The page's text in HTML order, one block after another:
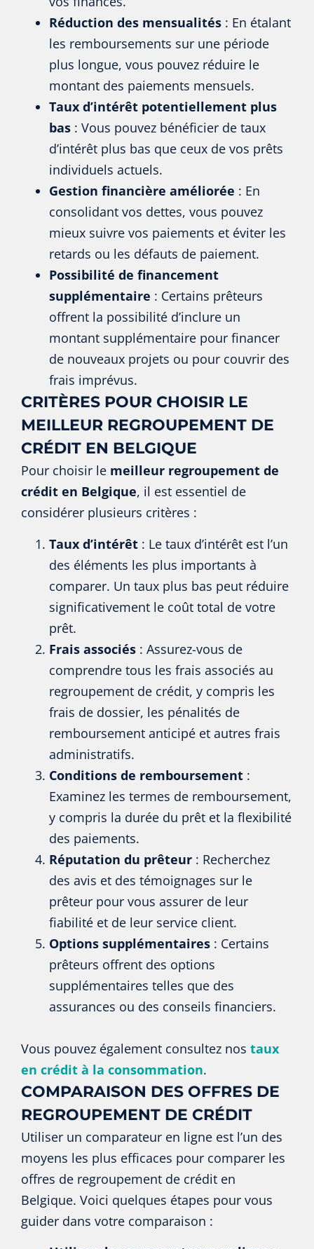
Réduction des mensualités : En étalant
les remboursements sur une période
plus longue, vous pouvez réduire le
montant des paiements mensuels.
Taux d’intérêt potentiellement plus
bas : Vous pouvez bénéficier de taux
d’intérêt plus bas que ceux de vos prêts
individuels actuels.
Gestion financière améliorée : En
consolidant vos dettes, vous pouvez
mieux suivre vos paiements et éviter les
retards ou les défauts de paiement.
Possibilité de financement
supplémentaire : Certains prêteurs
offrent la possibilité d’inclure un
montant supplémentaire pour financer
de nouveaux projets ou pour couvrir des
frais imprévus.
CRITÈRES POUR CHOISIR LE
MEILLEUR REGROUPEMENT DE
CRÉDIT EN BELGIQUE
Pour choisir le meilleur regroupement de
crédit en Belgique, il est essentiel de
considérer plusieurs critères :
Taux d’intérêt : Le taux d’intérêt est l’un
des éléments les plus importants à
comparer. Un taux plus bas peut réduire
significativement le coût total de votre
prêt.
Frais associés : Assurez-vous de
comprendre tous les frais associés au
regroupement de crédit, y compris les
frais de dossier, les pénalités de
remboursement anticipé et autres frais
administratifs.
Conditions de remboursement :
Examinez les termes de remboursement,
y compris la durée du prêt et la flexibilité
des paiements.
Réputation du prêteur : Recherchez
des avis et des témoignages sur le
prêteur pour vous assurer de leur
fiabilité et de leur service client.
Options supplémentaires : Certains
prêteurs offrent des options
supplémentaires telles que des
assurances ou des conseils financiers.
Vous pouvez également consultez nos taux
en crédit à la consommation.
COMPARAISON DES OFFRES DE
REGROUPEMENT DE CRÉDIT
Utiliser un comparateur en ligne est l’un des
moyens les plus efficaces pour comparer les
offres de regroupement de crédit en
Belgique. Voici quelques étapes pour vous
guider dans votre comparaison :